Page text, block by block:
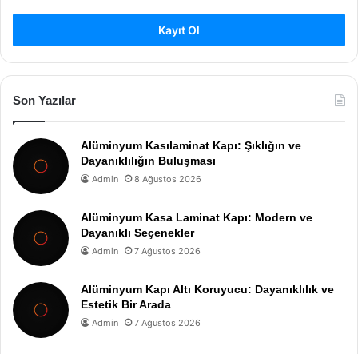
Kayıt Ol
Son Yazılar
Alüminyum Kasılaminat Kapı: Şıklığın ve
Dayanıklılığın Buluşması
Admin 8 Ağustos 2026
Alüminyum Kasa Laminat Kapı: Modern ve
Dayanıklı Seçenekler
Admin 7 Ağustos 2026
Alüminyum Kapı Altı Koruyucu: Dayanıklılık ve
Estetik Bir Arada
Admin 7 Ağustos 2026